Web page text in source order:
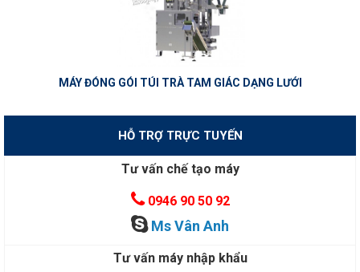
MÁY ĐÓNG GÓI TÚI TRÀ TAM GIÁC DẠNG LƯỚI
HỖ TRỢ TRỰC TUYẾN
Tư vấn chế tạo máy
0946 90 50 92
Ms Vân Anh
Tư vấn máy nhập khẩu